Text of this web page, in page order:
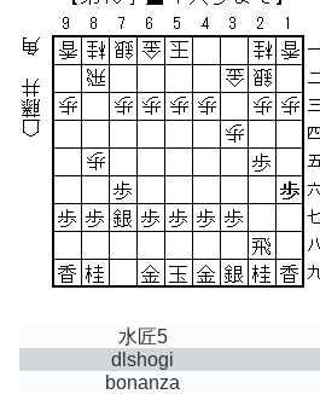
水匠5
dlshogi
bonanza